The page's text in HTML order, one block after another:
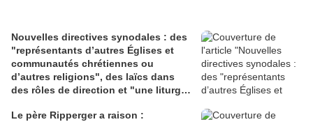
Nouvelles directives synodales : des
"représentants d’autres Églises et
communautés chrétiennes ou
d’autres religions", des laïcs dans
des rôles de direction et "une liturgie
Le père Ripperger a raison :